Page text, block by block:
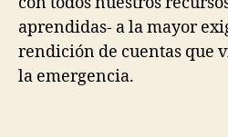
aprendidas- a la mayor
rendición de cuentas que
la emergencia.